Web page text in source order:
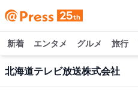
新着 エンタメ グルメ 旅行
北海道テレビ放送株式会社